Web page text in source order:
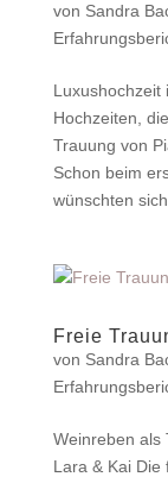
von Sandra
Luxushochzeit
Hochzeiten,
Trauung von
Schon beim
wünschten
Freie
von Sandra
Weinreben als
Lara & Kai Die